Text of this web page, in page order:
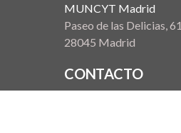
MUNCYT Madrid
Paseo de las Delicias, 61
28045 Madrid
CONTACTO